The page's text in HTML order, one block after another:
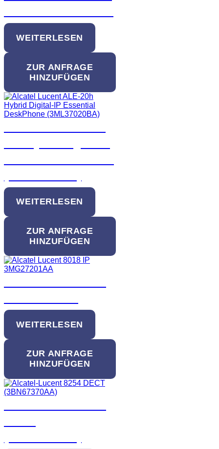
WEITERLESEN
ZUR ANFRAGE
HINZUFÜGEN
WEITERLESEN
ZUR ANFRAGE
HINZUFÜGEN
WEITERLESEN
ZUR ANFRAGE
HINZUFÜGEN